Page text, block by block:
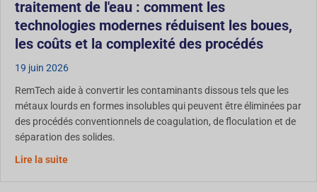
traitement de l'eau : comment les
technologies modernes réduisent les boues,
les coûts et la complexité des procédés
19 juin 2026
RemTech aide à convertir les contaminants dissous tels que les
métaux lourds en formes insolubles qui peuvent être éliminées par
des procédés conventionnels de coagulation, de floculation et de
séparation des solides.
Lire la suiteTraitement de l'eau : Comment les technologies